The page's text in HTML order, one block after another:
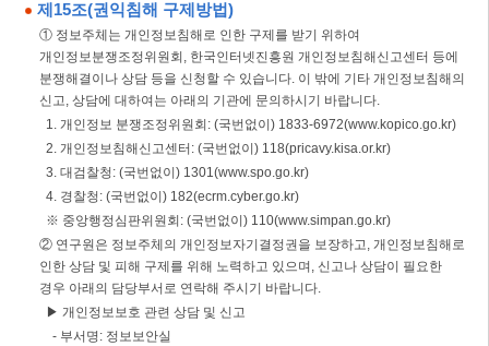
제15조(권익침해 구제방법)
① 정보주체는 개인정보침해로 인한 구제를 받기 위하여
개인정보분쟁조정위원회, 한국인터넷진흥원 개인정보침해신고센터 등에
분쟁해결이나 상담 등을 신청할 수 있습니다. 이 밖에 기타 개인정보침해의
신고, 상담에 대하여는 아래의 기관에 문의하시기 바랍니다.
1. 개인정보 분쟁조정위원회: (국번없이) 1833-6972(www.kopico.go.kr)
2. 개인정보침해신고센터: (국번없이) 118(pricavy.kisa.or.kr)
3. 대검찰청: (국번없이) 1301(www.spo.go.kr)
4. 경찰청: (국번없이) 182(ecrm.cyber.go.kr)
※ 중앙행정심판위원회: (국번없이) 110(www.simpan.go.kr)
② 연구원은 정보주체의 개인정보자기결정권을 보장하고, 개인정보침해로
인한 상담 및 피해 구제를 위해 노력하고 있으며, 신고나 상담이 필요한
경우 아래의 담당부서로 연락해 주시기 바랍니다.
▶ 개인정보보호 관련 상담 및 신고
- 부서명: 정보보안실